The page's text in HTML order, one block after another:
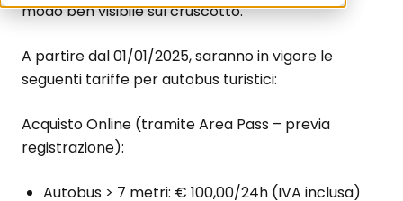
modo ben visibile sul cruscotto.
A partire dal 01/01/2025, saranno in vigore le
seguenti tariffe per autobus turistici:
Acquisto Online (tramite Area Pass – previa
registrazione):
Autobus > 7 metri: € 100,00/24h (IVA inclusa)